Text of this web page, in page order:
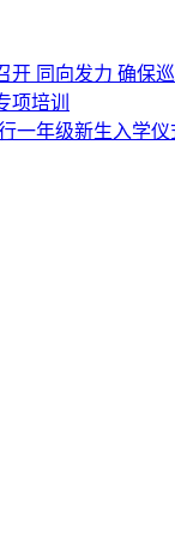
开 同向发力 确保
培训
一年级新生入学仪